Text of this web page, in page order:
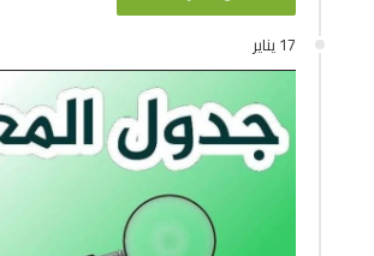
17 يناير